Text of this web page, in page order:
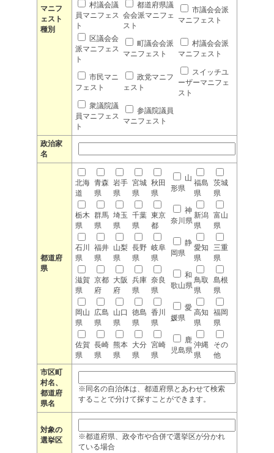
マニフ
ェスト
種別
村議会議
員マニフェス
ト
都道府県議
会会派マニフェ
スト
市議会会派
マニフェスト
区議会会
派マニフェス
ト
町議会会派
マニフェスト
村議会会派
マニフェスト
市民マニ
フェスト
政党マニフ
ェスト
スイッチユ
ーザーマニフェ
スト
衆議院議
員マニフェス
ト
参議院議員
マニフェスト
政治家
名
都道府
県
北海
道
青森
県
岩手
県
宮城
県
秋田
県
山
形県
福島
県
茨城
県
栃木
県
群馬
県
埼玉
県
千葉
県
東京
都
神
奈川県
新潟
県
富山
県
石川
県
福井
県
山梨
県
長野
県
岐阜
県
静
岡県
愛知
県
三重
県
滋賀
県
京都
府
大阪
府
兵庫
県
奈良
県
和
歌山県
鳥取
県
島根
県
岡山
県
広島
県
山口
県
徳島
県
香川
県
愛
媛県
高知
県
福岡
県
佐賀
県
長崎
県
熊本
県
大分
県
宮崎
県
鹿
児島県
沖縄
県
その
他
市区町
村名、
都道府
県名
※同名の自治体は、都道府県とあわせて検索
することで分けて探すことができます。
対象の
選挙区
※都道府県、政令市や合併で選挙区が分かれ
ている場合